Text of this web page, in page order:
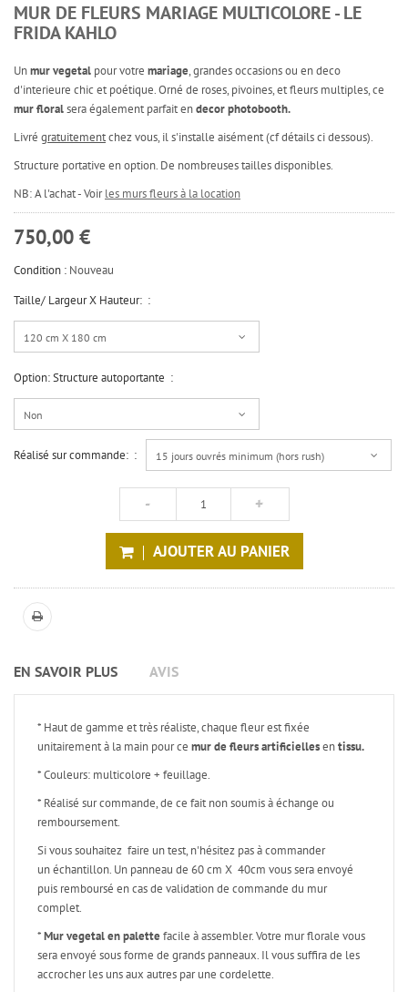
MUR DE FLEURS MARIAGE MULTICOLORE - LE
FRIDA KAHLO
Unmur vegetal pour votre mariage, grandes occasions ou en deco
d'interieure chic et poétique. Orné de roses, pivoines, et fleurs multiples, ce
mur floralsera également parfait endecor photobooth.
Livré gratuitementchez vous, il s'installe aisément (cf détails ci dessous).
Structure portative en option. De nombreuses tailles disponibles.
NB: A l'achat - Voirles murs fleurs à la location
750,00 €
Condition : Nouveau
Taille/ Largeur X Hauteur: :
120 cm X 180 cm
Option: Structure autoportante :
Non
Réalisé sur commande: : 15 jours ouvrés minimum (hors rush)
AJOUTER AU PANIER
EN SAVOIR PLUS AVIS
* Haut de gamme et très réaliste, chaque fleur est fixée
unitairement à la main pour ce mur de fleurs artificiellesentissu.
* Couleurs: multicolore + feuillage.
* Réalisé sur commande, de ce fait non soumis à échange ou
remboursement.
Si vous souhaitez faire un test, n'hésitez pas à commander
un échantillon. Un panneau de 60 cm X 40cm vous sera envoyé
puis remboursé en cas de validation de commande du mur
complet.
*Mur vegetal en palette facile à assembler. Votre mur florale vous
sera envoyé sous forme de grands panneaux. Il vous suffira de les
accrocher les uns aux autres par une cordelette.